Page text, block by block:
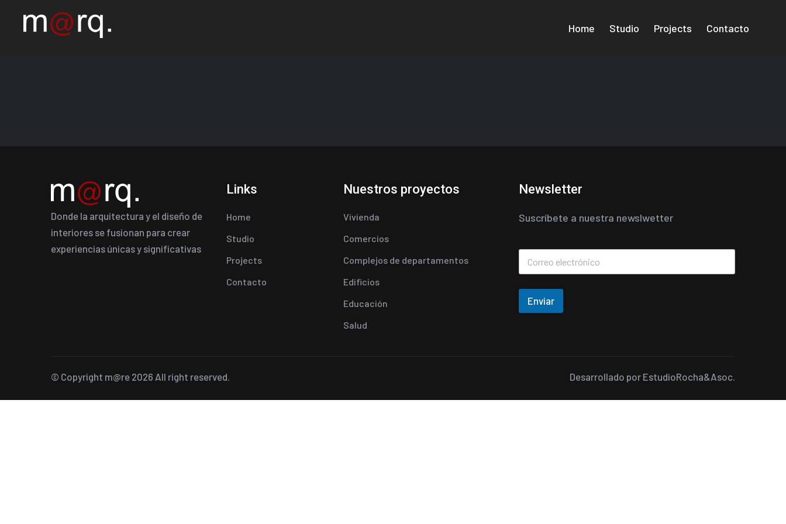
Home Studio Projects Contacto
Donde la arquitectura y el diseño de
interiores se fusionan para crear
experiencias únicas y significativas
Links
Home
Studio
Projects
Contacto
Nuestros proyectos
Vivienda
Comercios
Complejos de departamentos
Edificios
Educación
Salud
Newsletter
Suscríbete a nuestra newslwetter
Enviar
© Copyright m@re 2026 All right reserved. Desarrollado por EstudioRocha&Asoc.